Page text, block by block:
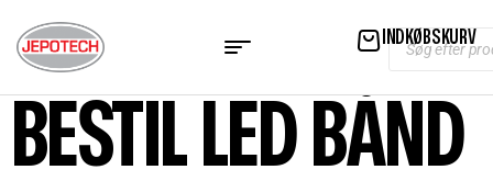
INDKØBSKURV
BESTIL LED BÅND